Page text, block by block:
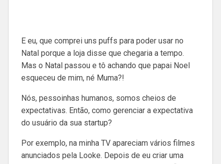
E eu, que comprei uns puffs para poder usar no
Natal porque a loja disse que chegaria a tempo.
Mas o Natal passou e tô achando que papai Noel
esqueceu de mim, né Muma?!
Nós, pessoinhas humanos, somos cheios de
expectativas. Então, como gerenciar a expectativa
do usuário da sua startup?
Por exemplo, na minha TV apareciam vários filmes
anunciados pela Looke. Depois de eu criar uma